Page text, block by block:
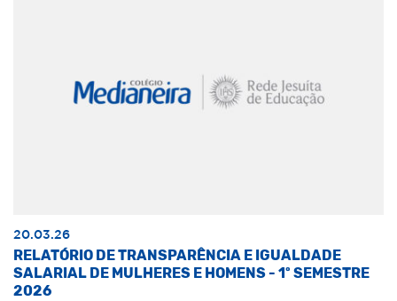
20.03.26
RELATÓRIO DE TRANSPARÊNCIA E IGUALDADE
SALARIAL DE MULHERES E HOMENS - 1º SEMESTRE
2026